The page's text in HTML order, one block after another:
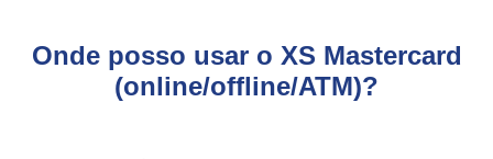
Onde posso usar o XS Mastercard
(online/offline/ATM)?